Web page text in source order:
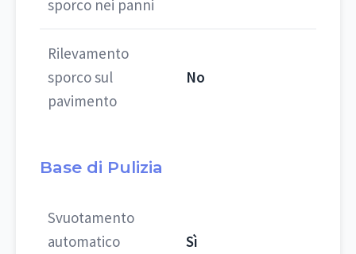
sporco nei panni
Rilevamento
sporco sul
pavimento
No
Base di Pulizia
Svuotamento
automatico
Sì